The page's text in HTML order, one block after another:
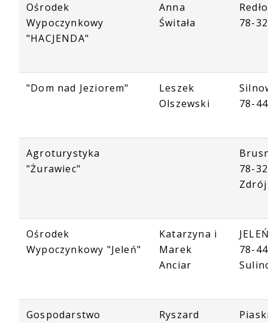
Ośrodek
Wypoczynkowy
"HACJENDA"
Anna
Świtała
78-
"Dom nad Jeziorem"
Leszek
Olszewski
78-
Agroturystyka
"Żurawiec"
78-
Zdrój
Ośrodek
Wypoczynkowy "Jeleń"
Katarzyna i
Marek
Anciar
78-
Gospodarstwo
Ryszard